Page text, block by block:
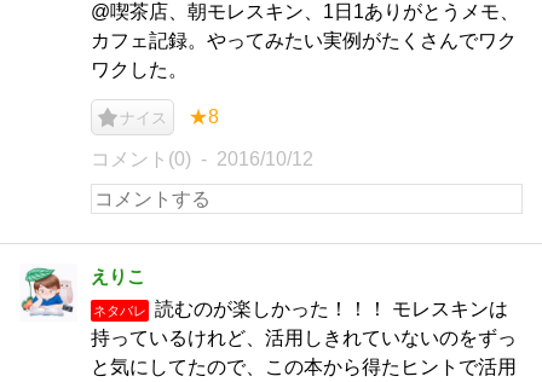
@喫茶店、朝モレスキン、1日1ありがとうメモ、
カフェ記録。やってみたい実例がたくさんでワク
ワクした。
ナイス ★8
コメント(0) 2016/10/12
えりこ
ネタバレ
読むのが楽しかった！！！ モレスキンは
持っているけれど、活用しきれていないのをずっ
と気にしてたので、この本から得たヒントで活用